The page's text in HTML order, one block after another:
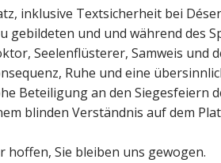
inklusive Textsicherheit bei
gebildeten und und während des
Seelenflüsterer, Samweis und
Ruhe und eine
Beteiligung an den Siegesfeiern
blinden Verständnis auf dem
hoffen, Sie bleiben uns gewogen.